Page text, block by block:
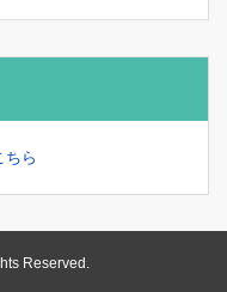
ちら
Reserved.